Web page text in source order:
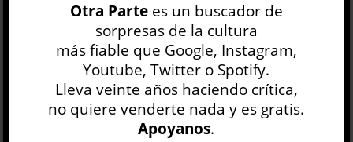
El paisaje es un grito
Eduardo Ruiz Sosa
LITERATURA IBEROAMERICANA
Nicolás Campisi
9 JUL
“El mundo ya no existe”, dice uno de los
Otra Partees un buscador de
sorpresas de la cultura
más fiable que Google, Instagram,
Youtube, Twitter o Spotify.
Lleva veinte años haciendo crítica,
no quiere venderte nada y es gratis.
Apoyanos.